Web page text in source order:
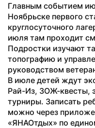
Главным событием
Ноябрьске первого
круглосуточного
июля там проходит
Подростки изучают
топографию и
руководством
В июле детей ждут
Рай-Из, ЗОЖ-квесты,
турниры. Записать
можно через
«ЯНАОтдых» по